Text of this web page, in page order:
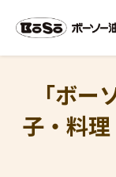
「ボ
子・料